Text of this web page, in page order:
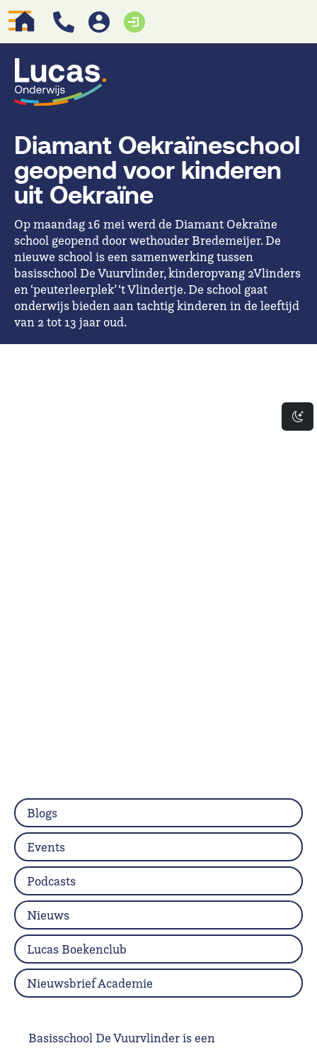
Diamant Oekraïneschool
geopend voor kinderen
uit Oekraïne
Op maandag 16 mei werd de Diamant Oekraïne
school geopend door wethouder Bredemeijer. De
nieuwe school is een samenwerking tussen
basisschool De Vuurvlinder, kinderopvang 2Vlinders
en ‘peuterleerplek’ ‘t Vlindertje. De school gaat
onderwijs bieden aan tachtig kinderen in de leeftijd
van 2 tot 13 jaar oud.
Basisschool De Vuurvlinder is een
Blogs
Events
Podcasts
Nieuws
Lucas Boekenclub
Nieuwsbrief Academie